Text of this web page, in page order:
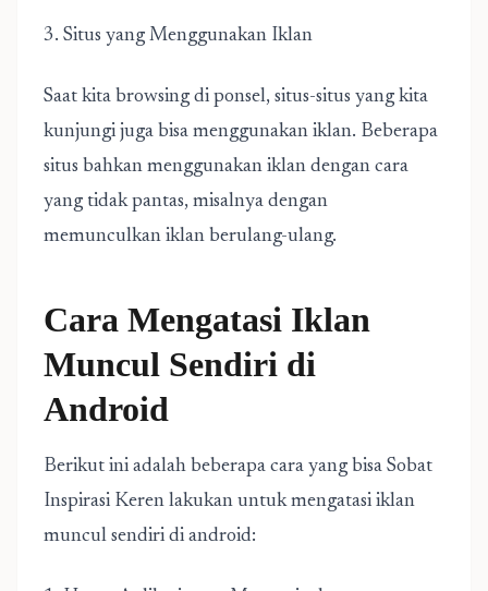
3. Situs yang Menggunakan Iklan
Saat kita browsing di ponsel, situs-situs yang kita
kunjungi juga bisa menggunakan iklan. Beberapa
situs bahkan menggunakan iklan dengan cara
yang tidak pantas, misalnya dengan
memunculkan iklan berulang-ulang.
Cara Mengatasi Iklan
Muncul Sendiri di
Android
Berikut ini adalah beberapa cara yang bisa Sobat
Inspirasi Keren lakukan untuk mengatasi iklan
muncul sendiri di android: